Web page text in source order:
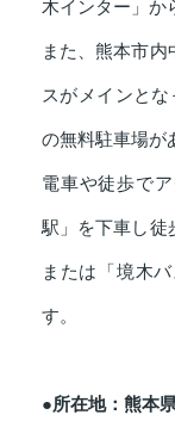
木インター」か
また、熊本市
スがメインと
の無料駐車場が
電車や徒歩で
駅」を下車し徒
または「境木
す。
●所在地：熊本